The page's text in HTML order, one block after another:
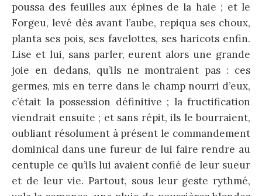
poussa des feuilles aux épines de la haie ; et le
Forgeu, levé dès avant l’aube, repiqua ses choux,
planta ses pois, ses favelottes, ses haricots enfin.
Lise et lui, sans parler, eurent alors une grande
joie en dedans, qu’ils ne montraient pas : ces
germes, mis en terre dans le champ nourri d’eux,
c’était la possession définitive ; la fructification
viendrait ensuite ; et sans répit, ils le bourraient,
oubliant résolument à présent le commandement
dominical dans une fureur de lui faire rendre au
centuple ce qu’ils lui avaient confié de leur sueur
et de leur vie. Partout, sous leur geste rythmé,